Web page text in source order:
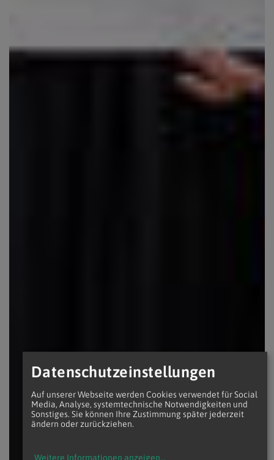
Datenschutzeinstellungen
Auf unserer Webseite werden Cookies verwendet für Social
Media, Analyse, systemtechnische Notwendigkeiten und
Sonstiges. Sie können Ihre Zustimmung später jederzeit
ändern oder zurückziehen.
Weitere Informationen anzeigen...